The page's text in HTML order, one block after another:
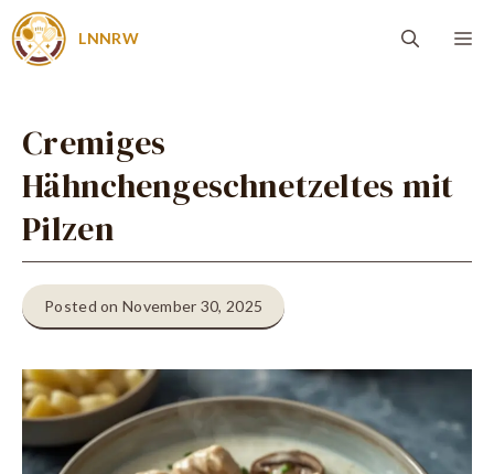
Zum
Inhalt
LNNRW
Cremiges
Hähnchengeschnetzeltes mit
Pilzen
Posted on November 30, 2025